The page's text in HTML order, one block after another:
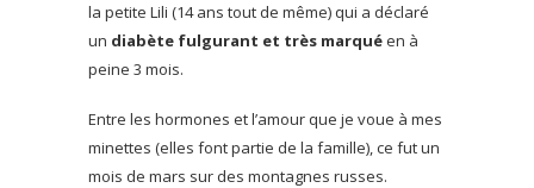
la petite Lili (14 ans tout de même) qui a déclaré
un diabète fulgurant et très marquéen à
peine 3 mois.
Entre les hormones et l’amour que je voue à mes
minettes (elles font partie de la famille), ce fut un
mois de mars sur des montagnes russes.